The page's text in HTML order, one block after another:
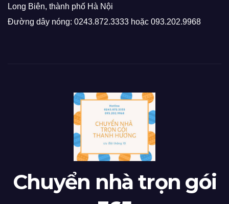
Long Biên, thành phố Hà Nội
Đường dây nóng: 0243.872.3333 hoặc 093.202.9968
Chuyển nhà trọn gói